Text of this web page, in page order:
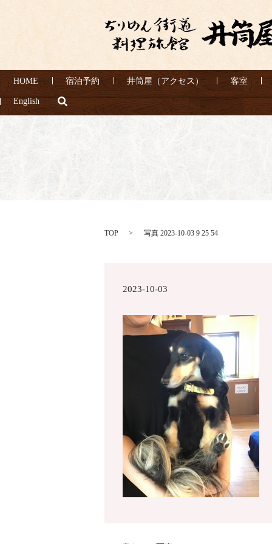
HOME 宿泊予約 井筒屋（アクセス） 客室
English
TOP 写真 2023-10-03 9 25 54
2023-10-03